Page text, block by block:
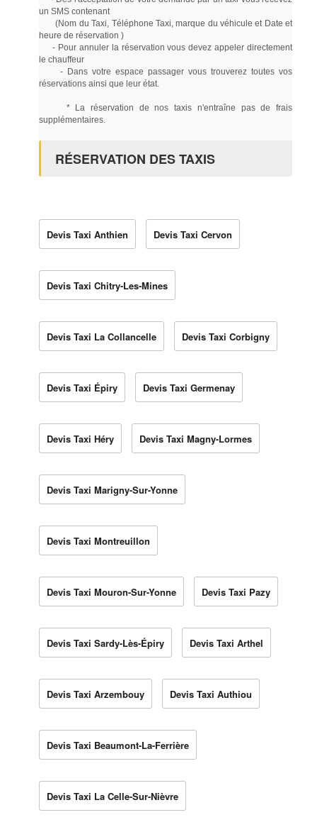
un SMS contenant
(Nom du Taxi, Téléphone Taxi, marque du véhicule et Date et
heure de réservation )
- Pour annuler la réservation vous devez appeler directement
le chauffeur
- Dans votre espace passager vous trouverez toutes vos
réservations ainsi que leur état.
* La réservation de nos taxis n'entraîne pas de frais
supplémentaires.
RÉSERVATION DES TAXIS
Devis Taxi Anthien Devis Taxi Cervon
Devis Taxi Chitry-Les-Mines
Devis Taxi La Collancelle Devis Taxi Corbigny
Devis Taxi Épiry Devis Taxi Germenay
Devis Taxi Héry Devis Taxi Magny-Lormes
Devis Taxi Marigny-Sur-Yonne
Devis Taxi Montreuillon
Devis Taxi Mouron-Sur-Yonne Devis Taxi Pazy
Devis Taxi Sardy-Lès-Épiry Devis Taxi Arthel
Devis Taxi Arzembouy Devis Taxi Authiou
Devis Taxi Beaumont-La-Ferrière
Devis Taxi La Celle-Sur-Nièvre